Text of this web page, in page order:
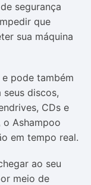
segurança
que
sua máquina
pode também
discos,
CDs e
o Ashampoo
em tempo real.
ao seu
meio de